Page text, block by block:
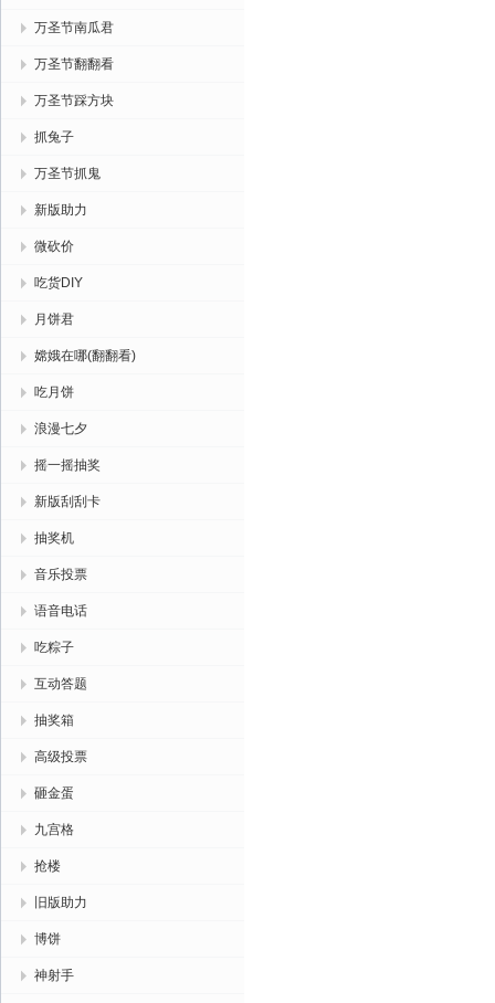
万圣节南瓜君
万圣节翻翻看
万圣节踩方块
抓兔子
万圣节抓鬼
新版助力
微砍价
吃货DIY
月饼君
嫦娥在哪(翻翻看)
吃月饼
浪漫七夕
摇一摇抽奖
新版刮刮卡
抽奖机
音乐投票
语音电话
吃粽子
互动答题
抽奖箱
高级投票
砸金蛋
九宫格
抢楼
旧版助力
博饼
神射手